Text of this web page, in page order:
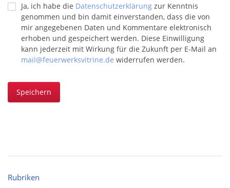
Ja, ich habe die Datenschutzerklärung zur Kenntnis
genommen und bin damit einverstanden, dass die von
mir angegebenen Daten und Kommentare elektronisch
erhoben und gespeichert werden. Diese Einwilligung
kann jederzeit mit Wirkung für die Zukunft per E-Mail an
mail@feuerwerksvitrine.de widerrufen werden.
Speichern
Rubriken